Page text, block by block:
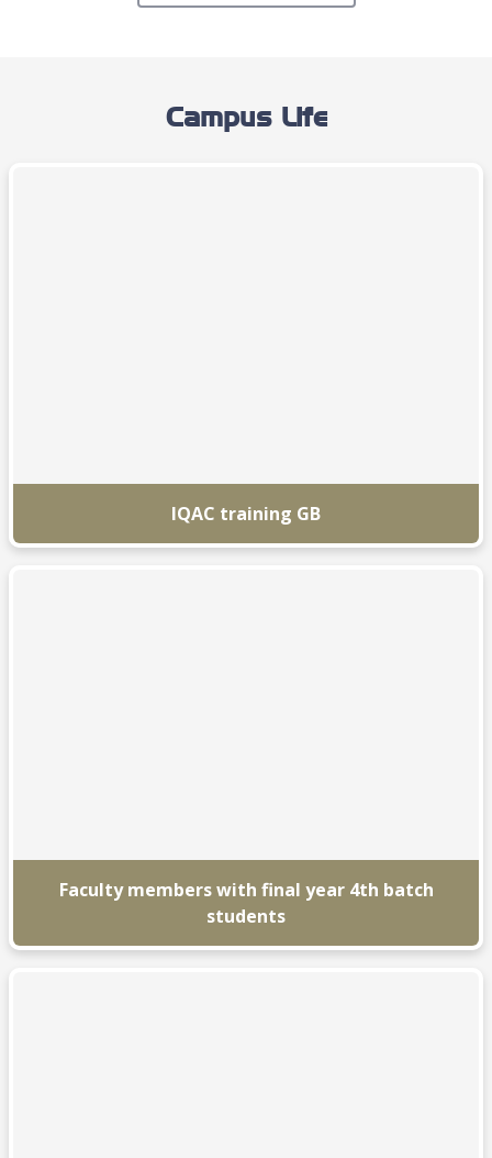
Campus Life
IQAC training GB
Faculty members with final year 4th batch
students